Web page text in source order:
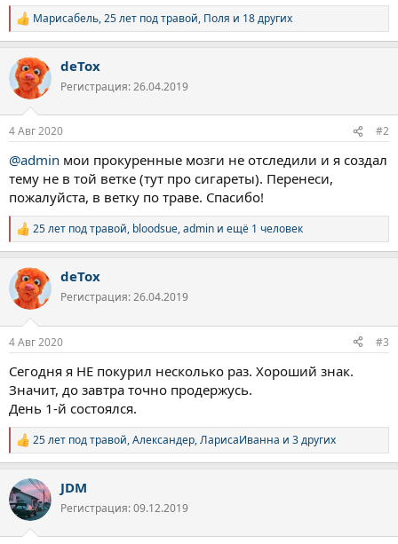
Р
е
к
ц
и
Марисабель,25 лет под травой, Поля и 18 других
deTox
Регистрация: 26.04.2019
4 Авг 2020 #2
@admin мои прокуренные мозги не отследили и я создал
тему не в той ветке (тут про сигареты). Перенеси,
пожалуйста, в ветку по траве. Спасибо!
Р
е
к
ц
и
25 лет под травой, bloodsue,admin и ещё 1 человек
deTox
Регистрация: 26.04.2019
4 Авг 2020 #3
Сегодня я НЕ покурил несколько раз. Хороший знак.
Значит, до завтра точно продержусь.
День 1-й состоялся.
Р
е
к
ц
и
25 лет под травой,Александер,ЛарисаИванна и 3 других
JDM
Регистрация: 09.12.2019